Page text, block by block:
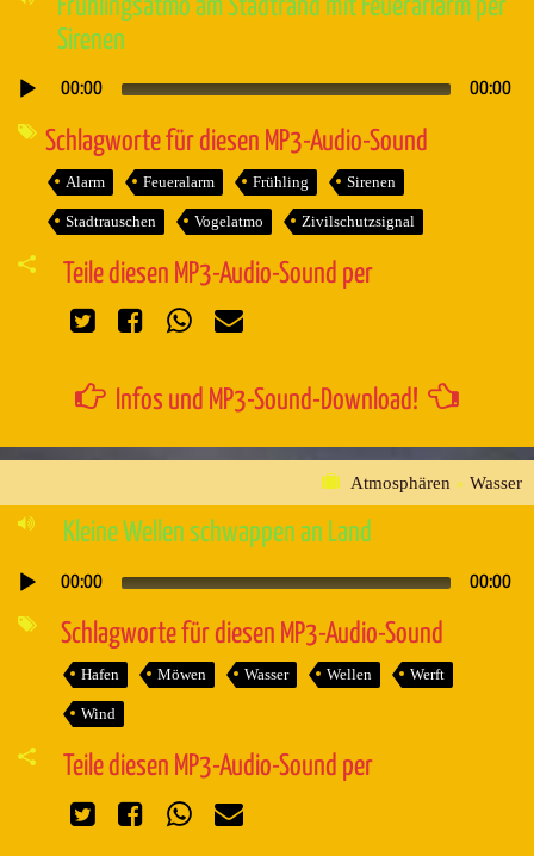
Frühlingsatmo am Stadtrand mit Feuerarlarm per
Sirenen
Audio-
00:00 00:00
Schlagworte für diesen MP3-Audio-Sound
Alarm Feueralarm Frühling Sirenen
Stadtrauschen Vogelatmo Zivilschutzsignal
Teile diesen MP3-Audio-Sound per
Infos und MP3-Sound-Download!
Atmosphären » Wasser
Kleine Wellen schwappen an Land
Audio-
00:00 00:00
Schlagworte für diesen MP3-Audio-Sound
Hafen Möwen Wasser Wellen Werft
Wind
Teile diesen MP3-Audio-Sound per